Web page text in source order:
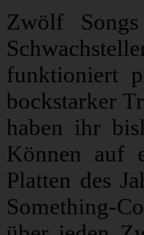
Zwölf
funktioniert
bockstarker
haben ihr
Können auf
Platten des
Something-